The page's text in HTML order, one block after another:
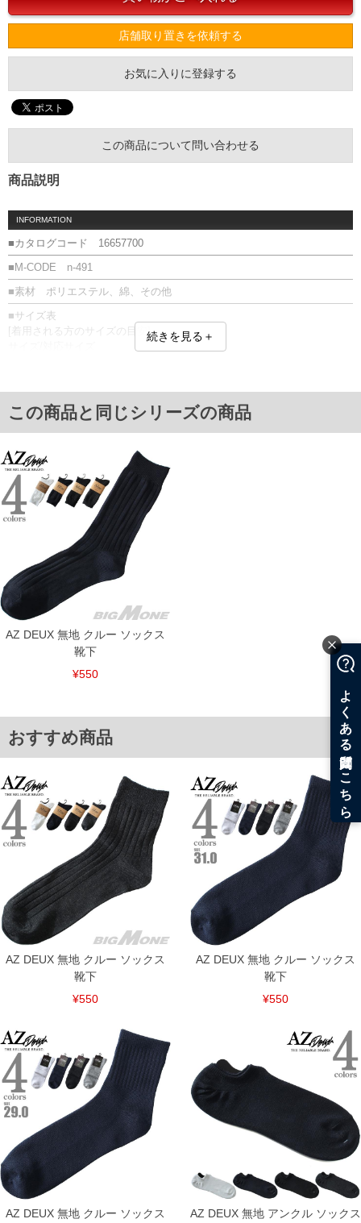
店舗取り置きを依頼する
お気に入りに登録する
この商品について問い合わせる
商品説明
INFORMATION
■カタログコード 16657700
■M-CODE n-491
■素材 ポリエステル、綿、その他
■サイズ表
[着用される方のサイズの目安]
単位はcm
※【返品交換について】
ご了承くださいませ。
※【ボトムの裾上げをご希望の場合】
裾上げ料金は500円+税となります。
備考欄に股下●cmとご記入下さい。（裾上げ無料対象商品は1本につき税込6,000円以
上の品が対象。1本5,999円以下の商品は有料（500円+税）となります。）
出荷まで約1週間～20日間程お時間を頂く場合がございます。
尚、裾上げした商品は返品・交換不可となりますので、予めご了承下さい。
一部、お直しに対応出来ない商品がございます。(例：裾にファスナーや調節ひもが付
いている、極端なデザインが施されている等)
※商品によって若干のサイズの誤差がございます。また、お客様がご使用の環境（コ
ンピュータ画面）によって、商品の色味が若干異なる場合がございます。予めご了承
ください。
舗からのお取り寄せ等により、お客様にご迷惑をお掛けしてしまう場合がございま
す。そのようなことがない様最大限に努めておりますが、もしあった場合速やかにご
COLOR VARIATION
続きを見る＋
この商品と同じシリーズの商品
AZ DEUX 無地 クルー ソックス
靴下
¥550
おすすめ商品
AZ DEUX 無地 クルー ソックス
靴下
¥550
AZ DEUX 無地 クルー ソックス
靴下
¥550
AZ DEUX 無地 クルー ソックス AZ DEUX 無地 アンクル ソックス